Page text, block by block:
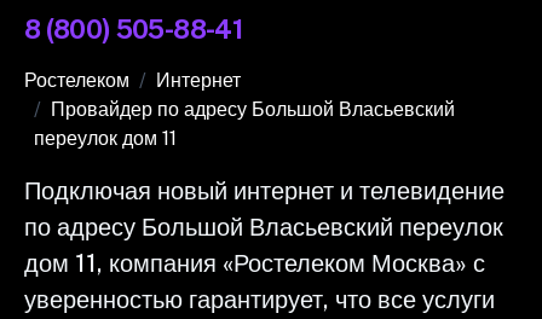
8 (800) 505-88-41
Ростелеком
Интернет
Провайдер по адресу Большой Власьевский
переулок дом 11
Подключая новый интернет и телевидение
по адресу Большой Власьевский переулок
дом 11, компания «Ростелеком Москва» с
уверенностью гарантирует, что все услуги